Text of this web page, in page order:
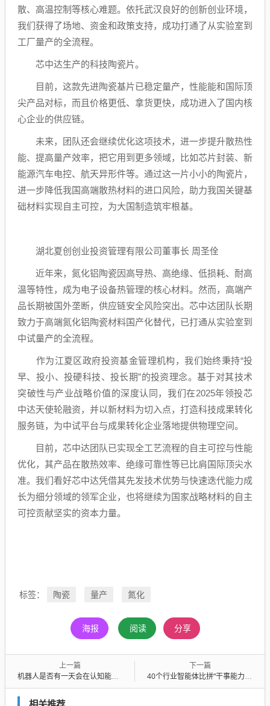
散、高温控制等核心难题。依托武汉良好的创新创业环境，
我们获得了场地、资金和政策支持，成功打通了从实验室到
工厂量产的全流程。
芯中达生产的科技陶瓷片。
目前，这款先进陶瓷基片已稳定量产，性能能和国际顶
尖产品对标，而且价格更低、拿货更快，成功进入了国内核
心企业的供应链。
未来，团队还会继续优化这项技术，进一步提升散热性
能、提高量产效率，把它用到更多领域，比如芯片封装、新
能源汽车电控、航天异形件等。通过这一片小小的陶瓷片，
进一步降低我国高端散热材料的进口风险，助力我国关键基
础材料实现自主可控，为大国制造筑牢根基。
湖北夏创创业投资管理有限公司董事长 周圣佺
近年来，氮化铝陶瓷因高导热、高绝缘、低损耗、耐高
温等特性，成为电子设备热管理的核心材料。然而，高端产
品长期被国外垄断，供应链安全风险突出。芯中达团队长期
致力于高端氮化铝陶瓷材料国产化替代，已打通从实验室到
中试量产的全流程。
作为江夏区政府投资基金管理机构，我们始终秉持“投
早、投小、投硬科技、投长期”的投资理念。基于对其技术
突破性与产业战略价值的深度认同，我们在2025年领投芯
中达天使轮融资，并以新材料为切入点，打造科技成果转化
服务链，为中试平台与成果转化企业落地提供物理空间。
目前，芯中达团队已实现全工艺流程的自主可控与性能
优化，其产品在散热效率、绝缘可靠性等已比肩国际顶尖水
准。我们看好芯中达凭借其先发技术优势与快速迭代能力成
长为细分领域的领军企业，也将继续为国家战略材料的自主
可控贡献坚实的资本力量。
标签： 陶瓷 量产 氮化
海报 阅读 分享
上一篇
机器人是否有一天会在认知能力上超越人类？五位院士共议“奇点”问题
下一篇
40个行业智能体比拼“干事能力”，奖品是AI必备“四种券”